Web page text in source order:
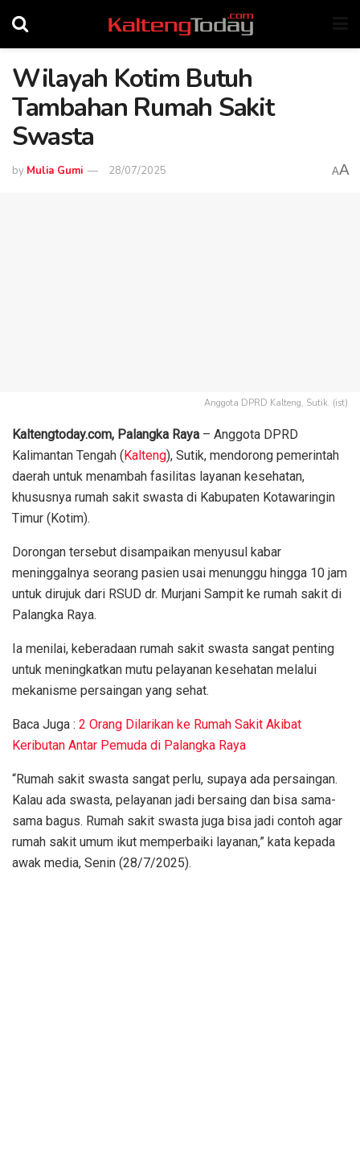
Wilayah Kotim Butuh
Tambahan Rumah Sakit
Swasta
by Mulia Gumi 28/07/2025 AA
Anggota DPRD Kalteng, Sutik. (ist)
Kaltengtoday.com, Palangka Raya – Anggota DPRD
Kalimantan Tengah (Kalteng), Sutik, mendorong pemerintah
daerah untuk menambah fasilitas layanan kesehatan,
khususnya rumah sakit swasta di Kabupaten Kotawaringin
Timur (Kotim).
Dorongan tersebut disampaikan menyusul kabar
meninggalnya seorang pasien usai menunggu hingga 10 jam
untuk dirujuk dari RSUD dr. Murjani Sampit ke rumah sakit di
Palangka Raya.
Ia menilai, keberadaan rumah sakit swasta sangat penting
untuk meningkatkan mutu pelayanan kesehatan melalui
mekanisme persaingan yang sehat.
Baca Juga : 2 Orang Dilarikan ke Rumah Sakit Akibat
Keributan Antar Pemuda di Palangka Raya
“Rumah sakit swasta sangat perlu, supaya ada persaingan.
Kalau ada swasta, pelayanan jadi bersaing dan bisa sama-
sama bagus. Rumah sakit swasta juga bisa jadi contoh agar
rumah sakit umum ikut memperbaiki layanan,” kata kepada
awak media, Senin (28/7/2025).